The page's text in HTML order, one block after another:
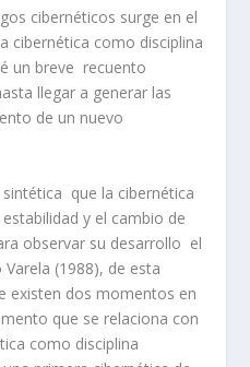
cibernéticos surge en el
cibernética como disciplina
un breve recuento
llegar a generar las
de un nuevo
que la cibernética
y el cambio de
observar su desarrollo el
(1988), de esta
existen dos momentos en
que se relaciona con
como disciplina